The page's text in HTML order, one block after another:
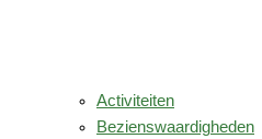
Activiteiten
Bezienswaardigheden